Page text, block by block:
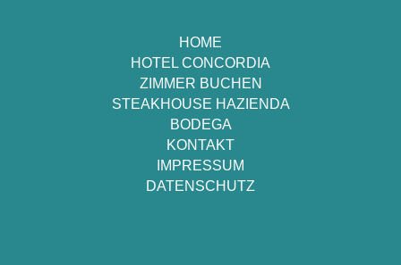
HOME
HOTEL CONCORDIA
ZIMMER BUCHEN
STEAKHOUSE HAZIENDA
BODEGA
KONTAKT
IMPRESSUM
DATENSCHUTZ